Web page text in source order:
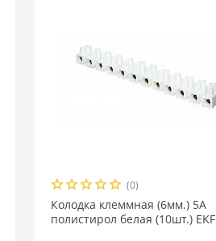
(0)
Колодка клеммная (6мм.) 5А
полистирол белая (10шт.) EKF